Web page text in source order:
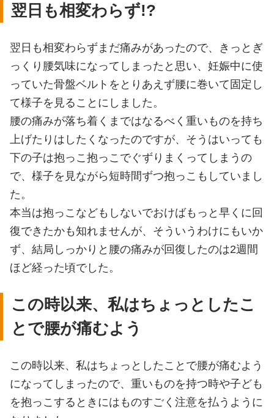
翌日も相変わらず!?
翌日も相変わらずまだ痛みがあったので、きっとぎ
っくり腰気味になってしまったと思い、妊娠中に使
っていた骨盤ベルトをとりあえず腰に巻いて固定し
て様子を見ることにしました。
腰の痛みが落ち着くまではなるべく重いものを持ち
上げたりはしたくなったのですが、そうはいっても
下の子は抱っこ抱っこでぐずりまくってしまうの
で、様子を見ながら短時間ずつ抱っこもしていまし
た。
本当は抱っこなどもしないでおけばもっと早くに回
復できたかも知れませんが、そういうわけにもいか
ず、結局しっかりと腰の痛みが回復したのは2週間
ほど経った頃でした。
この時以来、私はちょっとしたこ
とで腰が痛むよう
この時以来、私はちょっとしたことで腰が痛むよう
になってしまったので、重いものを持つ時や子ども
を抱っこするときにはものすごく注意を払うように